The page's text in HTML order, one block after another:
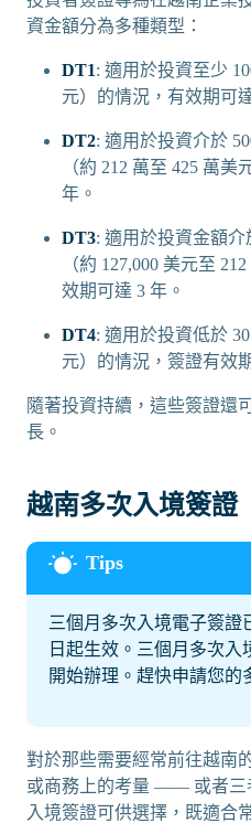
資金額分為多種類型：
DT1: 適用於投資至少
元）的情況，有效期可
DT2: 適用於投資介於
（約 212 萬至 425 萬
年。
DT3: 適用於投資金額介
（約 127,000 美元至
效期可達 3 年。
DT4: 適用於投資低於
元）的情況，簽證有效
隨著投資持續，這些簽證還
長。
越南多次入境簽證
三個月多次入境電子簽證
日起生效。三個月多次
開始辦理。趕快申請您的
對於那些需要經常前往越南
或商務上的考量 —— 或者
入境簽證可供選擇，既適合